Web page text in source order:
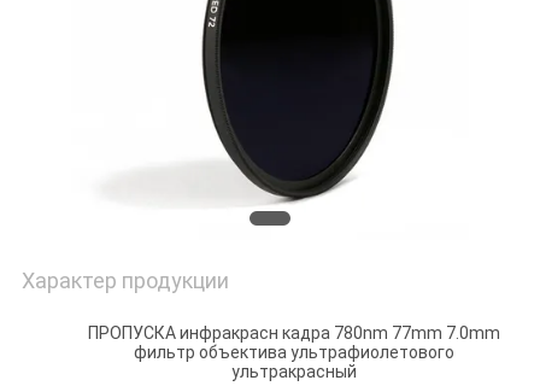
Характер продукции
ПРОПУСКА инфракрасн кадра 780nm 77mm 7.0mm
фильтр объектива ультрафиолетового
ультракрасный